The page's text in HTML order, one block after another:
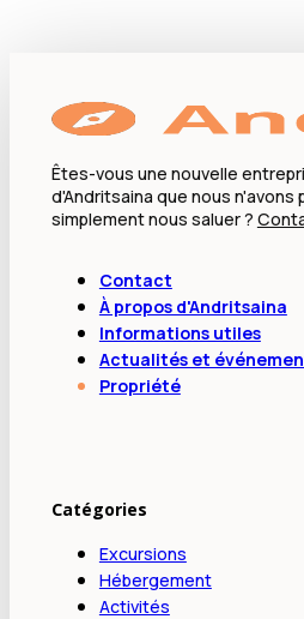
Êtes-vous une nouvelle
d'Andritsaina que nous
simplement nous saluer ?
Contact
À propos d'Andritsaina
Informations utiles
Actualités et
Propriété
Catégories
Excursions
Hébergement
Activités